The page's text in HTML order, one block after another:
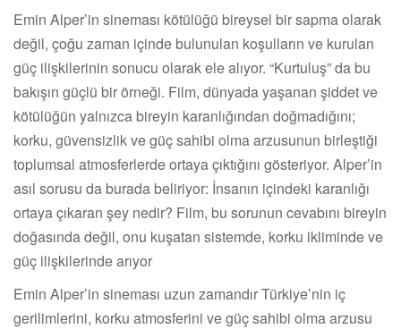
Emin Alper’in sineması kötülüğü bireysel bir sapma olarak
değil, çoğu zaman içinde bulunulan koşulların ve kurulan
güç ilişkilerinin sonucu olarak ele alıyor. “Kurtuluş” da bu
bakışın güçlü bir örneği. Film, dünyada yaşanan şiddet ve
kötülüğün yalnızca bireyin karanlığından doğmadığını;
korku, güvensizlik ve güç sahibi olma arzusunun birleştiği
toplumsal atmosferlerde ortaya çıktığını gösteriyor. Alper’in
asıl sorusu da burada beliriyor: İnsanın içindeki karanlığı
ortaya çıkaran şey nedir? Film, bu sorunun cevabını bireyin
doğasında değil, onu kuşatan sistemde, korku ikliminde ve
güç ilişkilerinde arıyor
Emin Alper’in sineması uzun zamandır Türkiye’nin iç
gerilimlerini, korku atmosferini ve güç sahibi olma arzusu